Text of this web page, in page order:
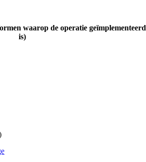
waarop de operatie geïmplementeerd
is)